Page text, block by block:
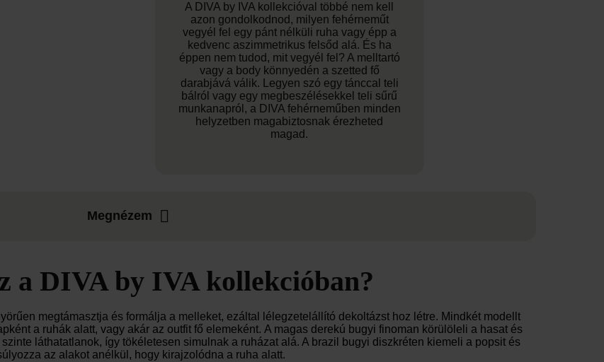
A DIVA by IVA kollekcióval többé nem kell
azon gondolkodnod, milyen fehérneműt
vegyél fel egy pánt nélküli ruha vagy épp a
kedvenc aszimmetrikus felsőd alá. És ha
éppen nem tudod, mit vegyél fel? A melltartó
vagy a body könnyedén a szetted fő
darabjává válik. Legyen szó egy tánccal teli
bálról vagy egy megbeszélésekkel teli sűrű
munkanapról, a DIVA fehérneműben minden
helyzetben magabiztosnak érezheted
magad.
Megnézem
a DIVA by IVA kollekcióban?
megtámasztja és formálja a melleket, ezáltal lélegzetelállító dekoltázst hoz létre. Mindkét modellt
a ruhák alatt, vagy akár az outfit fő elemeként. A magas derekú bugyi finoman körülöleli a hasat és
láthatatlanok, így tökéletesen simulnak a ruházat alá. A brazil bugyi diszkréten kiemeli a popsit és
az alakot anélkül, hogy kirajzolódna a ruha alatt.